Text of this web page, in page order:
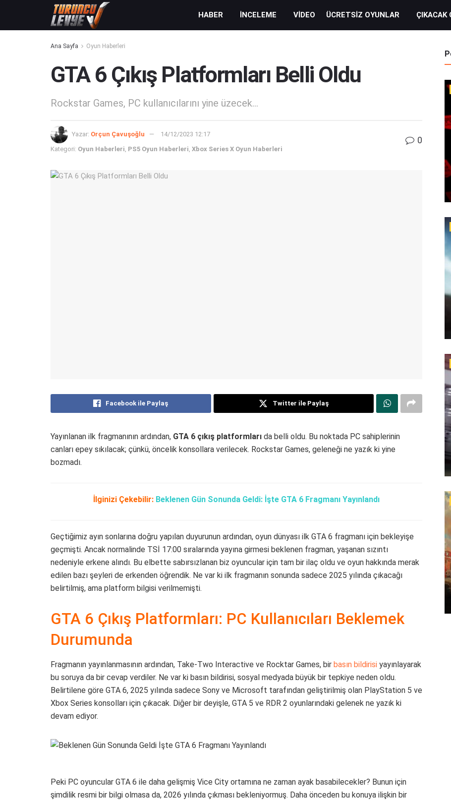
HABER İNCELEME VIDEO ÜCRETSIZ OYUNLAR ÇIKACAK
Ana Sayfa Oyun Haberleri
GTA 6 Çıkış Platformları Belli Oldu
Rockstar Games, PC kullanıcılarını yine üzecek...
Yazar: Orçun Çavuşoğlu 14/12/2023 12:17
Kategori: Oyun Haberleri, PS5 Oyun Haberleri, Xbox Series X Oyun Haberleri
0
Facebook ile Paylaş Twitter ile Paylaş
Yayınlanan ilk fragmanının ardından, GTA 6 çıkış platformları da belli oldu. Bu noktada PC sahiplerinin
canları epey sıkılacak; çünkü, öncelik konsollara verilecek. Rockstar Games, geleneği ne yazık ki yine
bozmadı.
İlginizi Çekebilir: Beklenen Gün Sonunda Geldi: İşte GTA 6 Fragmanı Yayınlandı
Geçtiğimiz ayın sonlarına doğru yapılan duyurunun ardından, oyun dünyası ilk GTA 6 fragmanı için bekleyişe
geçmişti. Ancak normalinde TSİ 17:00 sıralarında yayına girmesi beklenen fragman, yaşanan sızıntı
nedeniyle erkene alındı. Bu elbette sabırsızlanan biz oyuncular için tam bir ilaç oldu ve oyun hakkında merak
edilen bazı şeyleri de erkenden öğrendik. Ne var ki ilk fragmanın sonunda sadece 2025 yılında çıkacağı
belirtilmiş, ama platform bilgisi verilmemişti.
GTA 6 Çıkış Platformları: PC Kullanıcıları Beklemek
Durumunda
Fragmanın yayınlanmasının ardından, Take-Two Interactive ve Rocktar Games, bir basın bildirisi yayınlayarak
bu soruya da bir cevap verdiler. Ne var ki basın bildirisi, sosyal medyada büyük bir tepkiye neden oldu.
Belirtilene göre GTA 6, 2025 yılında sadece Sony ve Microsoft tarafından geliştirilmiş olan PlayStation 5 ve
Xbox Series konsolları için çıkacak. Diğer bir deyişle, GTA 5 ve RDR 2 oyunlarındaki gelenek ne yazık ki
devam ediyor.
Peki PC oyuncular GTA 6 ile daha gelişmiş Vice City ortamına ne zaman ayak basabilecekler? Bunun için
şimdilik resmi bir bilgi olmasa da, 2026 yılında çıkması bekleniyormuş. Daha önceden bu konuya ilişkin bir